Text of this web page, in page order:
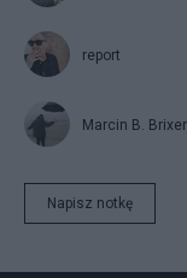
report
Marcin B.
Napisz notkę